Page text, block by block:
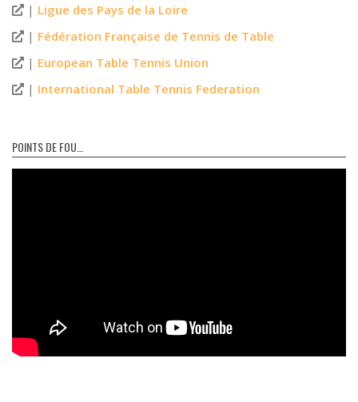
| Ligue des Pays de la Loire
| Fédération Française de Tennis de Table
| European Table Tennis Union
| International Table Tennis Federation
POINTS DE FOU…